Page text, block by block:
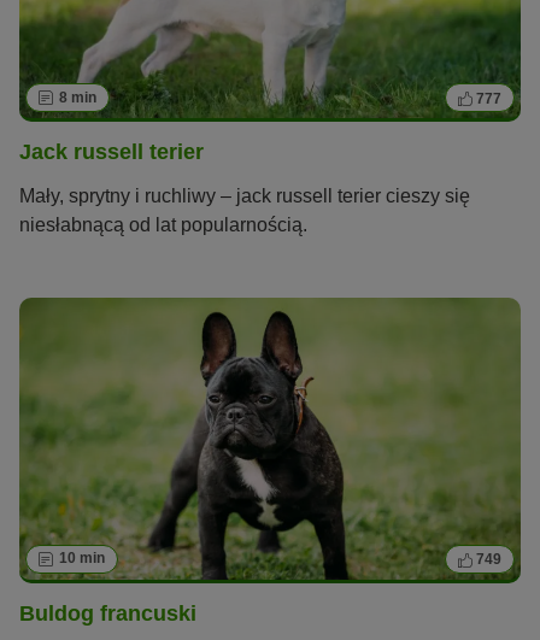
8 min 777
Jack russell terier
Mały, sprytny i ruchliwy – jack russell terier cieszy się
niesłabnącą od lat popularnością.
10 min 749
Buldog francuski